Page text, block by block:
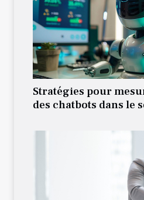
Stratégies pour
des chatbots dans le